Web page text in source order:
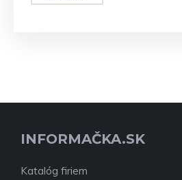
INFORMAČKA.SK
Katalóg firiem